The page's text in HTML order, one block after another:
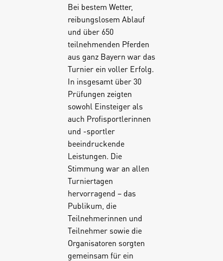
Bei bestem Wetter,
reibungslosem Ablauf
und über 650
teilnehmenden Pferden
aus ganz Bayern war das
Turnier ein voller Erfolg.
In insgesamt über 30
Prüfungen zeigten
sowohl Einsteiger als
auch Profisportlerinnen
und -sportler
beeindruckende
Leistungen. Die
Stimmung war an allen
Turniertagen
hervorragend – das
Publikum, die
Teilnehmerinnen und
Teilnehmer sowie die
Organisatoren sorgten
gemeinsam für ein